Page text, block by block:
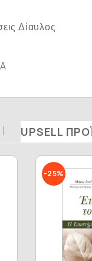
Δίαυλος
UPSELL
-25%